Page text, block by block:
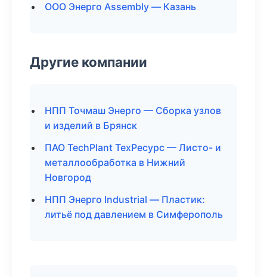
ООО Энерго Assembly — Казань
Другие компании
НПП Точмаш Энерго — Сборка узлов
и изделий в Брянск
ПАО TechPlant ТехРесурс — Листо- и
металлообработка в Нижний
Новгород
НПП Энерго Industrial — Пластик:
литьё под давлением в Симферополь